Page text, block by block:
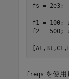
fs = 2e3;
f1 = 100;
f2 = 500;
freqs を使